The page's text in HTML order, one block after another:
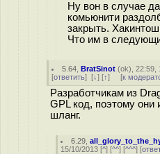
Ну вон в случае
комьюнити
закрыть.
Что им в
5.64 ,BratSinot (ok), 22:59,
[ответить] [↓] [↑] [к
Разработчикам из
GPL код, поэтому они
шланг.
6.29 ,
15/10/2013 [^] [^^] [^^^] [